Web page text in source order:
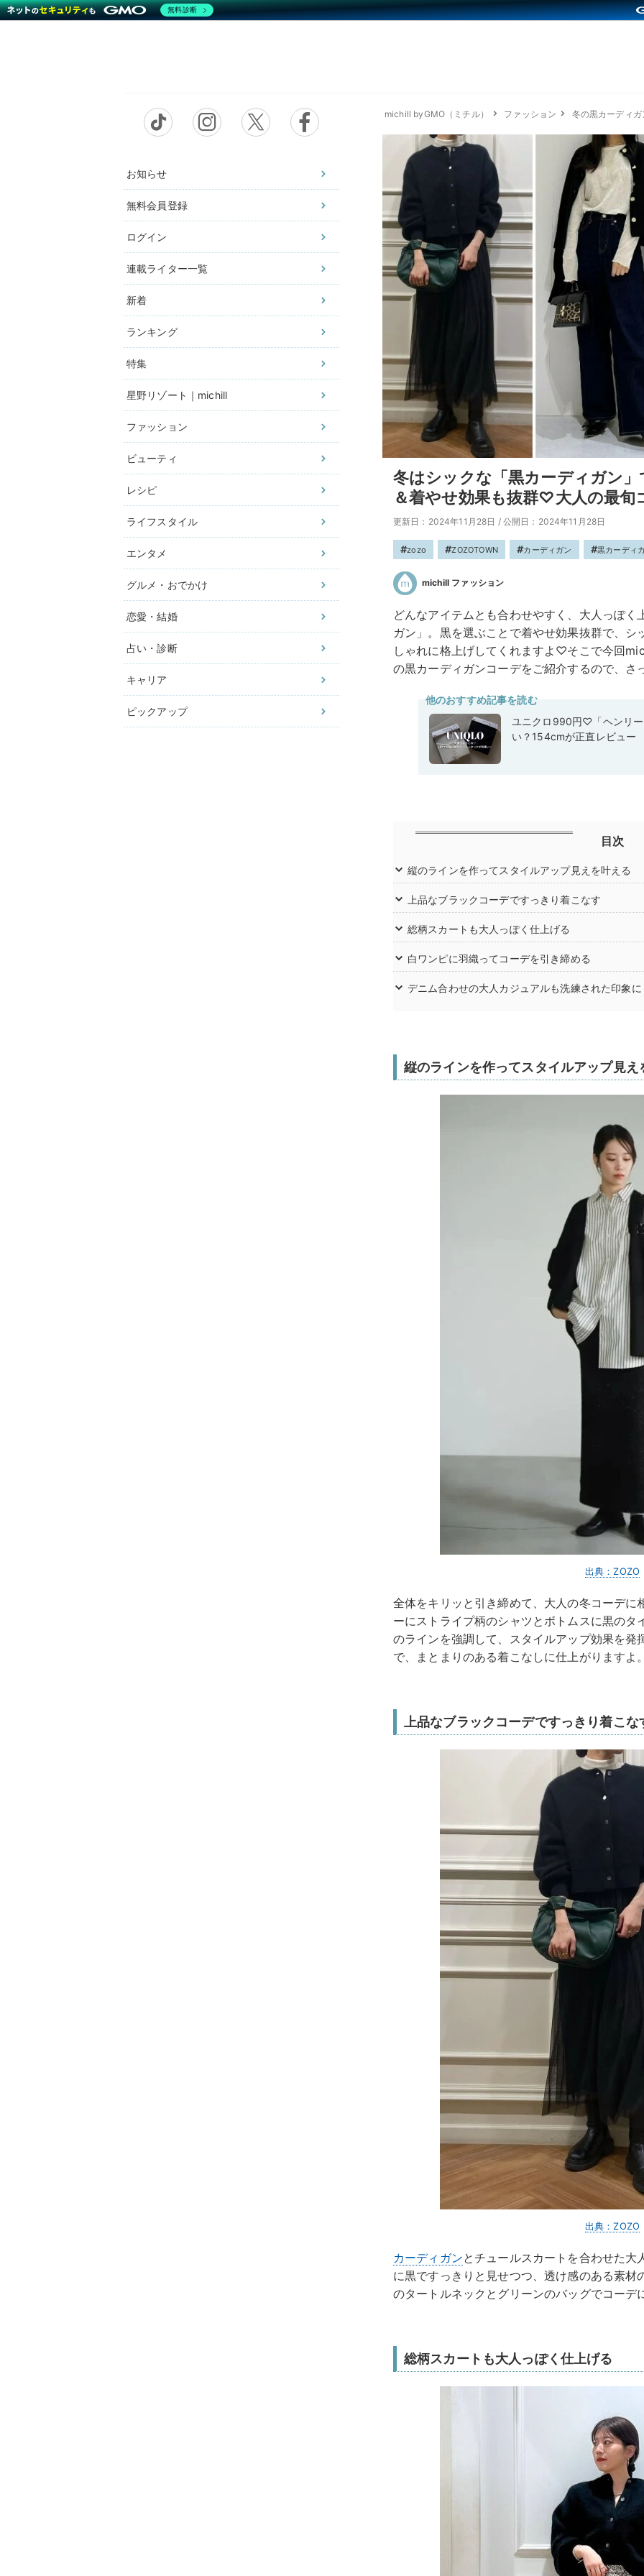
お知らせ
無料会員登録
ログイン
連載ライター一覧
新着
ランキング
特集
星野リゾート｜michill
ファッション
ビューティ
レシピ
ライフスタイル
エンタメ
グルメ・おでかけ
恋愛・結婚
占い・診断
キャリア
ピックアップ
michill byGMO（ミチル） ファッション 冬の黒カーディ
冬はシックな「黒カーディガン
＆着やせ効果も抜群♡大人の最旬
更新日：2024年11月28日 / 公開日：2024年11月28日
zozo ZOZOTOWN カーディガン 黒カーディ
michill ファッション
どんなアイテムとも合わせやすく、大人っぽ
ガン」。黒を選ぶことで着やせ効果抜群で、
しゃれに格上げしてくれますよ♡そこで今回
の黒カーディガンコーデをご紹介するので、さ
他のおすすめ記事を読む
ユニクロ990円♡「ヘンリ
い？154cmが正直レビュー
目次
縦のラインを作ってスタイルアップ見えを叶える
上品なブラックコーデですっきり着こなす
総柄スカートも大人っぽく仕上げる
白ワンピに羽織ってコーデを引き締める
デニム合わせの大人カジュアルも洗練された印象に
縦のラインを作ってスタイルアップ見え
出典：ZOZO
全体をキリッと引き締めて、大人の冬コーデに
ーにストライプ柄のシャツとボトムスに黒の
のラインを強調して、スタイルアップ効果を発
で、まとまりのある着こなしに仕上がりますよ
上品なブラックコーデですっきり着こな
出典：ZOZO
カーディガンとチュールスカートを合わせた
に黒ですっきりと見せつつ、透け感のある素
のタートルネックとグリーンのバッグでコーデ
総柄スカートも大人っぽく仕上げる
無料診断